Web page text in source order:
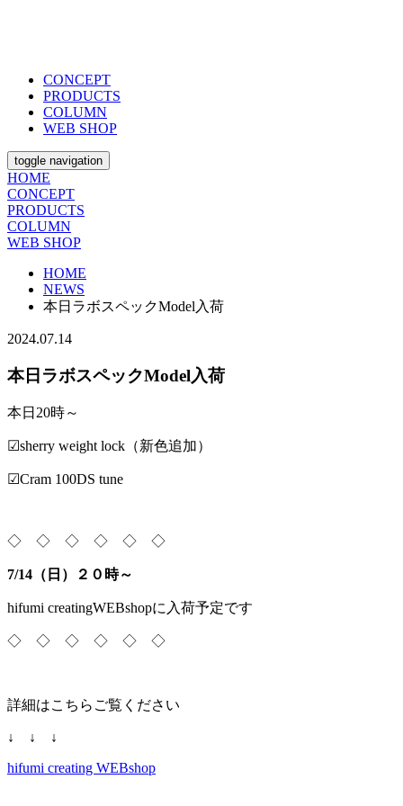
CONCEPT
PRODUCTS
COLUMN
WEB SHOP
toggle navigation
HOME
CONCEPT
PRODUCTS
COLUMN
WEB SHOP
HOME
NEWS
本日ラボスペックModel入荷
2024.07.14
本日ラボスペックModel入荷
本日20時～
☑sherry weight lock（新色追加）
☑Cram 100DS tune
◇ ◇ ◇ ◇ ◇ ◇
7/14（日）２０時～
hifumi creatingWEBshopに入荷予定です
◇ ◇ ◇ ◇ ◇ ◇
詳細はこちらご覧ください
↓ ↓ ↓
hifumi creating WEBshop